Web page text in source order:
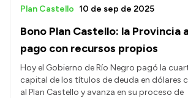
Bono Plan Castello: la Provincia
pago con recursos propios
Plan Castello 10 de sep de 2025
Hoy el Gobierno de Río Negro pagó la
capital de los títulos de deuda en dólares
al Plan Castello y avanza en su proceso de